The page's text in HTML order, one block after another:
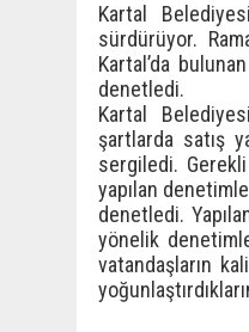
Kartal
sürdürüyor.
Kartal’da
denetledi.
Kartal
şartlarda satış
sergiledi.
yapılan
denetledi.
yönelik
vatandaşların